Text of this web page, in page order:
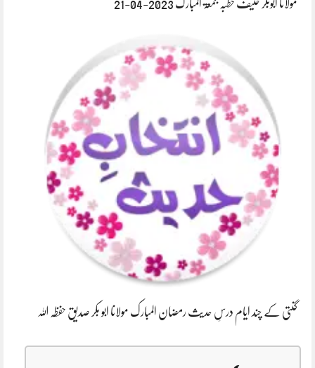
مولانا ابوبکر حنیف خطبہ جمعۃ المبارک 2023-04-21
گنتی کے چند ایام درسِ حدیث رمضان المبارک مولانا ابو بکر صدیق حفظہ اللہ